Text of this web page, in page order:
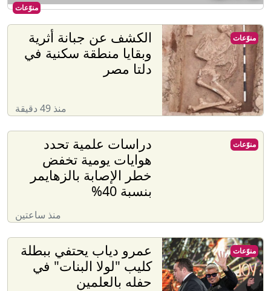
منوّعات
الكشف عن جبانة أثرية
وبقايا منطقة سكنية في
دلتا مصر
منذ 49 دقيقة
منوّعات
دراسات علمية تحدد
هوايات يومية تخفض
خطر الإصابة بالزهايمر
بنسبة 40%
منذ ساعتين
منوّعات
عمرو دياب يحتفي ببطلة
كليب "لولا البنات" في
حفله بالعلمين
منوّعات